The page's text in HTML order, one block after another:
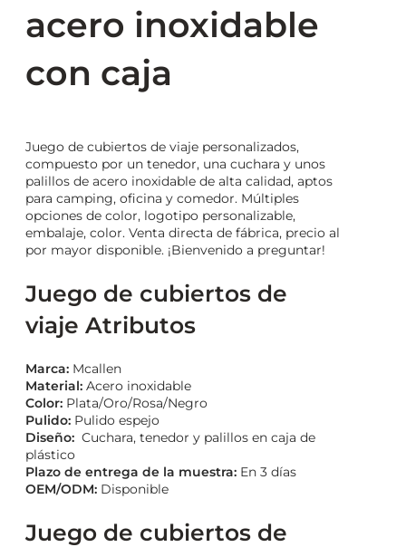
acero inoxidable
con caja
Juego de cubiertos de viaje personalizados,
compuesto por un tenedor, una cuchara y unos
palillos de acero inoxidable de alta calidad, aptos
para camping, oficina y comedor. Múltiples
opciones de color, logotipo personalizable,
embalaje, color. Venta directa de fábrica, precio al
por mayor disponible. ¡Bienvenido a preguntar!
Juego de cubiertos de
viaje Atributos
Marca: Mcallen
Material: Acero inoxidable
Color: Plata/Oro/Rosa/Negro
Pulido: Pulido espejo
Diseño: Cuchara, tenedor y palillos en caja de
plástico
Plazo de entrega de la muestra: En 3 días
OEM/ODM: Disponible
Juego de cubiertos de